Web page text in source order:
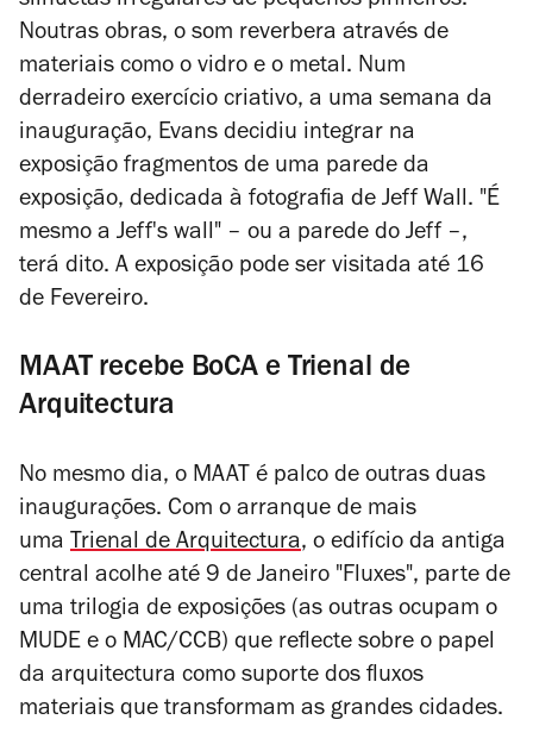
Noutras obras, o som reverbera através de
materiais como o vidro e o metal. Num
derradeiro exercício criativo, a uma semana da
inauguração, Evans decidiu integrar na
exposição fragmentos de uma parede da
exposição, dedicada à fotografia de Jeff Wall. "É
mesmo a Jeff's wall" – ou a parede do Jeff –,
terá dito. A exposição pode ser visitada até 16
de Fevereiro.
MAAT recebe BoCA e Trienal de
Arquitectura
No mesmo dia, o MAAT é palco de outras duas
inaugurações. Com o arranque de mais
uma Trienal de Arquitectura, o edifício da antiga
central acolhe até 9 de Janeiro "Fluxes", parte de
uma trilogia de exposições (as outras ocupam o
MUDE e o MAC/CCB) que reflecte sobre o papel
da arquitectura como suporte dos fluxos
materiais que transformam as grandes cidades.